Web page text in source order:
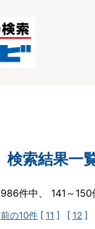
検索結果一
986件中、 141～
前の10件 [ 11 ] [ 12 ]